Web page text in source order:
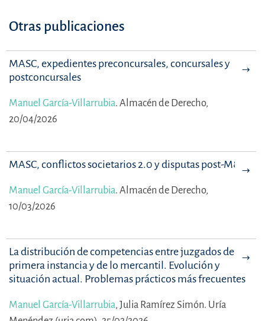
Otras publicaciones
MASC, expedientes preconcursales, concursales y
postconcursales
Manuel García-Villarrubia. Almacén de Derecho,
20/04/2026
MASC, conflictos societarios 2.0 y disputas post-M&A
Manuel García-Villarrubia. Almacén de Derecho,
10/03/2026
La distribución de competencias entre juzgados de
primera instancia y de lo mercantil. Evolución y
situación actual. Problemas prácticos más frecuentes
Manuel García-Villarrubia, Julia Ramírez Simón. Uría